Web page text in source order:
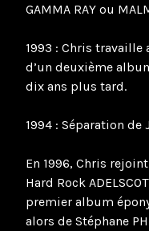
GAMMA RAY ou
1993 : Chris travaille
d’un deuxième
dix ans plus tard.
1994 : Séparation de
En 1996, Chris
Hard Rock
premier album
alors de Stéphane